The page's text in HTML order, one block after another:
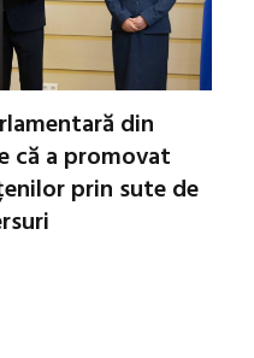
din
că a promovat
prin sute de